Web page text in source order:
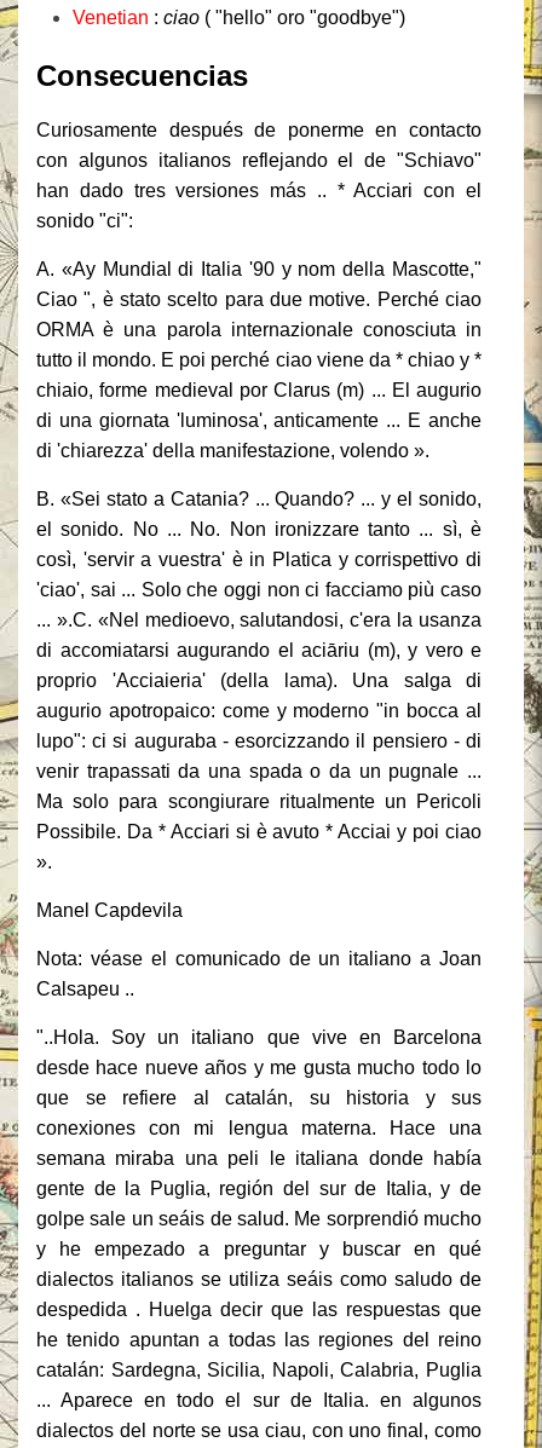
Venetian : ciao ( "hello" oro "goodbye")
Consecuencias
Curiosamente después de ponerme en contacto
con algunos italianos reflejando el de "Schiavo"
han dado tres versiones más .. * Acciari con el
sonido "ci":
A. «Ay Mundial di Italia '90 y nom della Mascotte,"
Ciao ", è stato scelto para due motive. Perché ciao
ORMA è una parola internazionale conosciuta in
tutto il mondo. E poi perché ciao viene da * chiao y *
chiaio, forme medieval por Clarus (m) ... El augurio
di una giornata 'luminosa', anticamente ... E anche
di 'chiarezza' della manifestazione, volendo ».
B. «Sei stato a Catania? ... Quando? ... y el sonido,
el sonido.
No ... No.
Non ironizzare tanto ... sì, è
così, 'servir a vuestra' è in Platica y corrispettivo di
'ciao', sai ... Solo che oggi non ci facciamo più caso
... ».C. «Nel medioevo, salutandosi, c'era la usanza
di accomiatarsi augurando el aciāriu (m), y vero e
proprio 'Acciaieria' (della lama).
Una salga di
augurio apotropaico: come y moderno "in bocca al
lupo": ci si auguraba - esorcizzando il pensiero - di
venir trapassati da una spada o da un pugnale ...
Ma solo para scongiurare ritualmente un Pericoli
Possibile. Da * Acciari si è avuto * Acciai y poi ciao
».
Manel Capdevila
Nota: véase el comunicado de un italiano a Joan
Calsapeu ..
"..Hola. Soy un italiano que vive en Barcelona
desde hace nueve años y me gusta mucho todo lo
que se refiere al catalán, su historia y sus
conexiones con mi lengua materna. Hace una
semana miraba una peli le italiana donde había
gente de la Puglia, región del sur de Italia, y de
golpe sale un seáis de salud. Me sorprendió mucho
y he empezado a preguntar y buscar en qué
dialectos italianos se utiliza seáis como saludo de
despedida . Huelga decir que las respuestas que
he tenido apuntan a todas las regiones del reino
catalán: Sardegna, Sicilia, Napoli, Calabria, Puglia
... Aparece en todo el sur de Italia. en algunos
dialectos del norte se usa ciau, con uno final, como